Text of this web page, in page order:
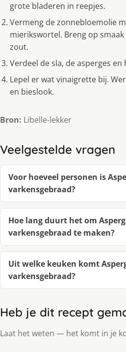
grote bladeren in reepjes.
Vermeng de zonnebloemolie
mierikswortel. Breng op
zout.
Verdeel de sla, de asperges
Lepel er wat vinaigrette bij.
en bieslook.
Bron: Libelle-lekker
Veelgestelde vragen
Voor hoeveel personen is
varkensgebraad?
Hoe lang duurt het om
varkensgebraad te maken?
Uit welke keuken komt
varkensgebraad?
Heb je dit recept
Laat het weten — het komt in je